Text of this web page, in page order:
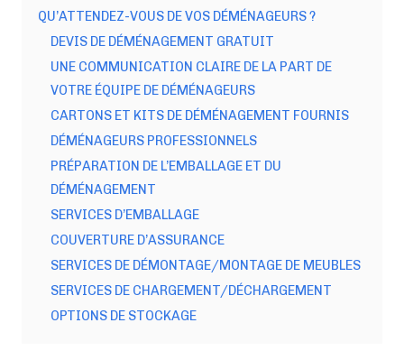
QU’ATTENDEZ-VOUS DE VOS DÉMÉNAGEURS ?
DEVIS DE DÉMÉNAGEMENT GRATUIT
UNE COMMUNICATION CLAIRE DE LA PART DE
VOTRE ÉQUIPE DE DÉMÉNAGEURS
CARTONS ET KITS DE DÉMÉNAGEMENT FOURNIS
DÉMÉNAGEURS PROFESSIONNELS
PRÉPARATION DE L’EMBALLAGE ET DU
DÉMÉNAGEMENT
SERVICES D’EMBALLAGE
COUVERTURE D’ASSURANCE
SERVICES DE DÉMONTAGE/MONTAGE DE MEUBLES
SERVICES DE CHARGEMENT/DÉCHARGEMENT
OPTIONS DE STOCKAGE